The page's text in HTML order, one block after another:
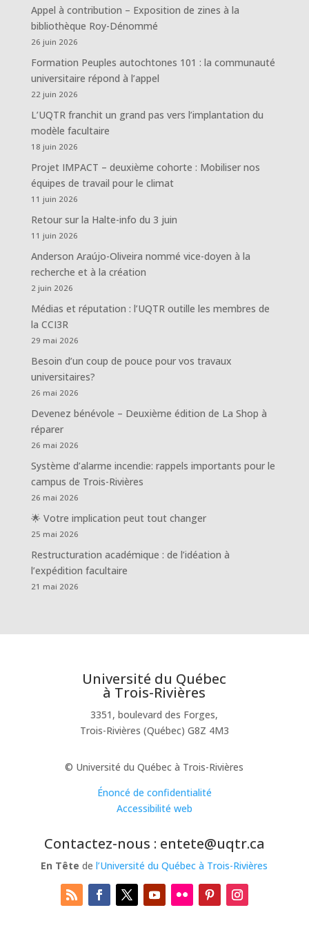
Appel à contribution – Exposition de zines à la
bibliothèque Roy-Dénommé
26 juin 2026
Formation Peuples autochtones 101 : la communauté
universitaire répond à l’appel
22 juin 2026
L’UQTR franchit un grand pas vers l’implantation du
modèle facultaire
18 juin 2026
Projet IMPACT – deuxième cohorte : Mobiliser nos
équipes de travail pour le climat
11 juin 2026
Retour sur la Halte-info du 3 juin
11 juin 2026
Anderson Araújo-Oliveira nommé vice-doyen à la
recherche et à la création
2 juin 2026
Médias et réputation : l’UQTR outille les membres de
la CCI3R
29 mai 2026
Besoin d’un coup de pouce pour vos travaux
universitaires?
26 mai 2026
Devenez bénévole – Deuxième édition de La Shop à
réparer
26 mai 2026
Système d’alarme incendie: rappels importants pour le
campus de Trois-Rivières
26 mai 2026
🌟 Votre implication peut tout changer
25 mai 2026
Restructuration académique : de l’idéation à
l’expédition facultaire
21 mai 2026
Université du Québec
à Trois-Rivières
3351, boulevard des Forges,
Trois-Rivières (Québec) G8Z 4M3
© Université du Québec à Trois-Rivières
Énoncé de confidentialité
Accessibilité web
Contactez-nous : entete@uqtr.ca
En Tête del’Université du Québec à Trois-Rivières